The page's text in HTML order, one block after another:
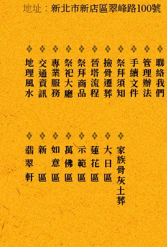
地址：新北市新店區翠峰路100號
地理風水交通資訊專業服務祭祀大廳祭拜商品晉塔流程撿骨遷葬祭拜須知手續文件管理辦法聯絡我們
翡 翠 軒新 區如 意 區萬 佛 區示 範 區蓮 花 區大 日 區家族骨灰土葬